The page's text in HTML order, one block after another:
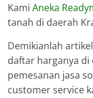
KamiAneka
tanah di daerah
Demikianlah
daftar harganya di
pemesanan jasa
customer service